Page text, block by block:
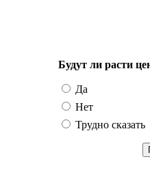
Будут ли расти
Да
Нет
Трудно сказать